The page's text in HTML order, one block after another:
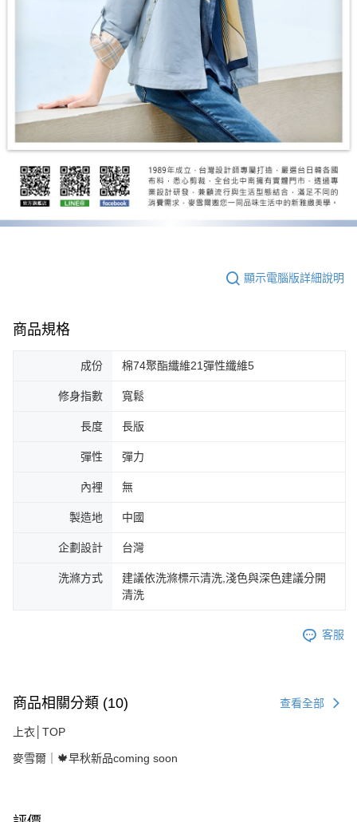
顯示電腦版詳細說明
商品規格
成份 棉74聚酯纖維21彈性纖維5
修身指數 寬鬆
長度 長版
彈性 彈力
內裡 無
製造地 中國
企劃設計 台灣
洗滌方式
建議依洗滌標示清洗,淺色與深色建議分開
清洗
客服
商品相關分類 (10) 查看全部
上衣│TOP
麥雪爾｜🍁早秋新品coming soon